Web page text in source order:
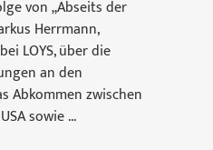
von „Abseits der
Herrmann,
LOYS, über die
an den
Abkommen zwischen
sowie ...